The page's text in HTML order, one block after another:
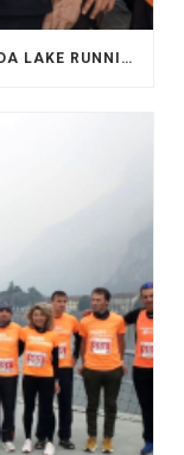
GRANDE FESTA DEI PACERS AL “GARDA LAKE RUNNING FESTIVAL”